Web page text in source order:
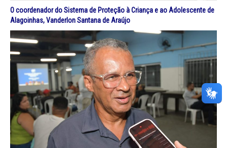
O coordenador do Sistema de Proteção à Criança e ao Adolescente de
Alagoinhas, Vanderlon Santana de Araújo